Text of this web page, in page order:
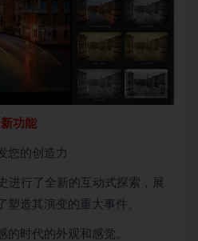
功能
您的创造力
进行了全新的互动式探索，展
塑造其演变的重大事件。
的时代的外观和感觉。